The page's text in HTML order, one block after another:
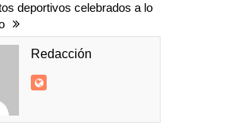
deportivos celebrados a lo
Redacción